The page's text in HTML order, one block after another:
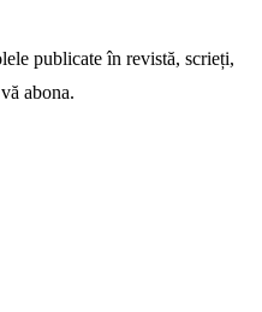
publicate în revistă, scrieți,
abona.